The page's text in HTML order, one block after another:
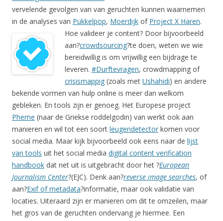
vervelende gevolgen van van geruchten kunnen waarnemen
in de analyses van Pukkelpop, Moerdijk of Project X Haren.
Hoe valideer je content? Door bijvoorbeeld
aan?crowdsourcing?te doen, weten we wie
bereidwillig is om vrijwillig een bijdrage te
leveren. #Durftevragen, crowdmapping of
crisismappig (zoals met Ushahidi) en andere
bekende vormen van hulp online is meer dan welkom
gebleken. En tools zijn er genoeg. Het Europese project
Pheme (naar de Griekse roddelgodin) van werkt ook aan
manieren en wil tot een soort leugendetector komen voor
social media. Maar kijk bijvoorbeeld ook eens naar de lijst
van tools uit het social media digital content verification
handbook dat net uit is uitgebracht door het ?European
Journalism Center?(EJC). Denk aan?reverse image searches, of
aan?Exif of metadata?informatie, maar ook validatie van
locaties. Uiteraard zijn er manieren om dit te omzeilen, maar
het gros van de geruchten ondervang je hiermee. Een